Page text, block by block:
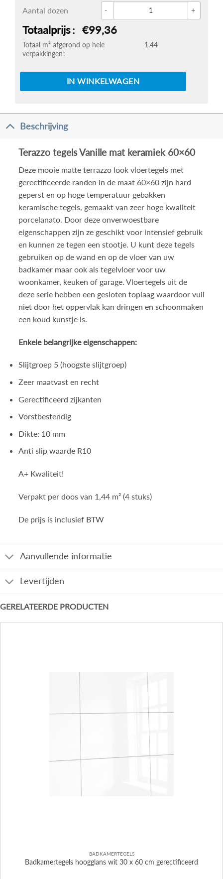
Aantal dozen
Totaal m² afgerond op hele
verpakkingen
1,44
Totaalprijs €99,36
IN WINKELWAGEN
Beschrijving
Terazzo tegels Vanille mat keramiek 60×60
Deze mooie matte terrazzo look vloertegels met
gerectificeerde randen in de maat 60×60 zijn hard
geperst en op hoge temperatuur gebakken
keramische tegels, gemaakt van zeer hoge kwaliteit
porcelanato. Door deze onverwoestbare
eigenschappen zijn ze geschikt voor intensief gebruik
en kunnen ze tegen een stootje. U kunt deze tegels
gebruiken op de wand en op de vloer van uw
badkamer maar ook als tegelvloer voor uw
woonkamer, keuken of garage. Vloertegels uit de
deze serie hebben een gesloten toplaag waardoor vuil
niet door het oppervlak kan dringen en schoonmaken
een koud kunstje is.
Enkele belangrijke eigenschappen:
Slijtgroep 5 (hoogste slijtgroep)
Zeer maatvast en recht
Gerectificeerd zijkanten
Vorstbestendig
Dikte: 10 mm
Anti slip waarde R10
A+ Kwaliteit!
Verpakt per doos van 1,44 m² (4 stuks)
De prijs is inclusief BTW
Aanvullende informatie
Levertijden
GERELATEERDE PRODUCTEN
BADKAMERTEGELS
Badkamertegels hoogglans wit 30 x 60 cm gerectificeerd